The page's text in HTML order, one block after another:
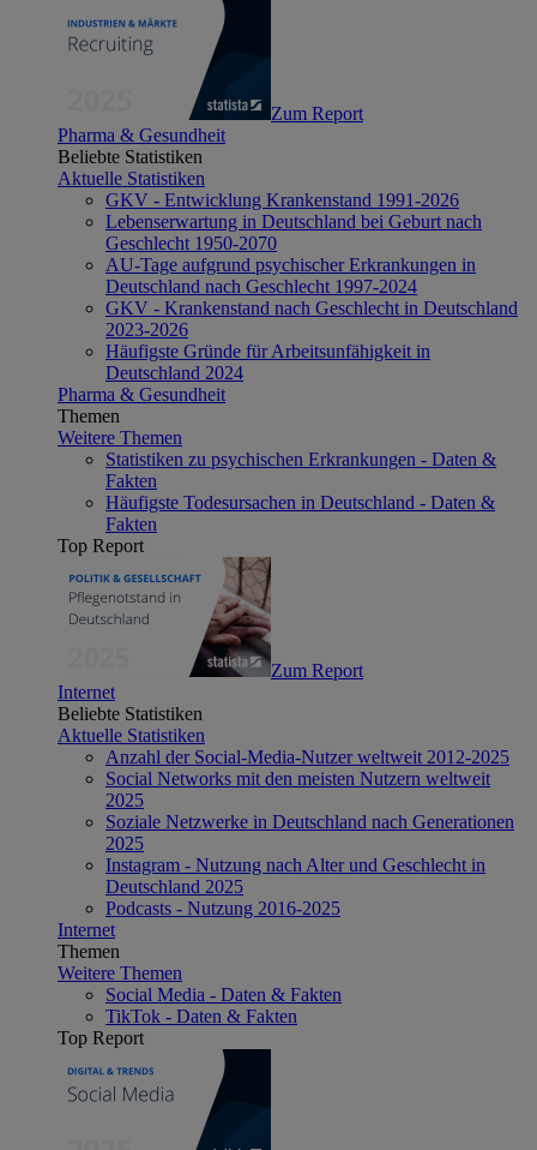
Zum Report
Pharma & Gesundheit
Beliebte Statistiken
Aktuelle Statistiken
GKV - Entwicklung Krankenstand 1991-2026
Lebenserwartung in Deutschland bei Geburt nach
Geschlecht 1950-2070
AU-Tage aufgrund psychischer Erkrankungen in
Deutschland nach Geschlecht 1997-2024
GKV - Krankenstand nach Geschlecht in Deutschland
2023-2026
Häufigste Gründe für Arbeitsunfähigkeit in
Deutschland 2024
Pharma & Gesundheit
Themen
Weitere Themen
Statistiken zu psychischen Erkrankungen - Daten &
Fakten
Häufigste Todesursachen in Deutschland - Daten &
Fakten
Top Report
Zum Report
Internet
Beliebte Statistiken
Aktuelle Statistiken
Anzahl der Social-Media-Nutzer weltweit 2012-2025
Social Networks mit den meisten Nutzern weltweit
2025
Soziale Netzwerke in Deutschland nach Generationen
2025
Instagram - Nutzung nach Alter und Geschlecht in
Deutschland 2025
Podcasts - Nutzung 2016-2025
Internet
Themen
Weitere Themen
Social Media - Daten & Fakten
TikTok - Daten & Fakten
Top Report